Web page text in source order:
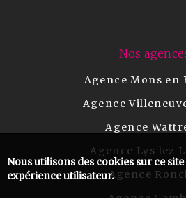
Nos
Agence Mons en
Agence
Agence
Agence Lys lez
Agence
Nous utilisons des cookies sur ce
expérience utilisateur.